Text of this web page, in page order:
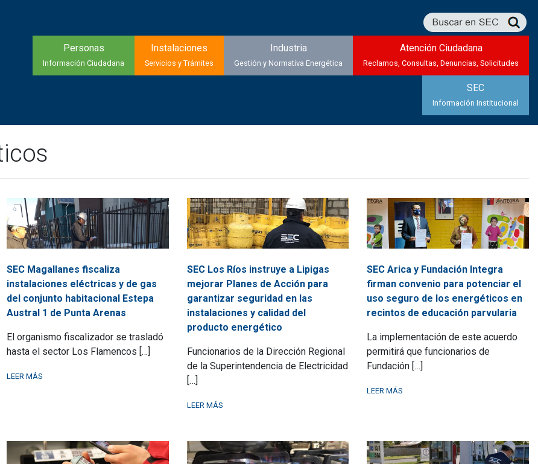
Personas
Información Ciudadana
Instalaciones
Servicios y Trámites
Industria
Gestión y Normativa Energética
Atención Ciudadana
Reclamos, Consultas, Denuncias, Solicitudes
SEC
Información Institucional
SEC Magallanes fiscaliza
instalaciones eléctricas y de gas
del conjunto habitacional Estepa
Austral 1 de Punta Arenas
El organismo fiscalizador se trasladó
hasta el sector Los Flamencos […]
LEER MÁS
SEC Los Ríos instruye a Lipigas
mejorar Planes de Acción para
garantizar seguridad en las
instalaciones y calidad del
producto energético
Funcionarios de la Dirección Regional
de la Superintendencia de Electricidad
[…]
LEER MÁS
SEC Arica y Fundación Integra
firman convenio para potenciar el
uso seguro de los energéticos en
recintos de educación parvularia
La implementación de este acuerdo
permitirá que funcionarios de
Fundación […]
LEER MÁS